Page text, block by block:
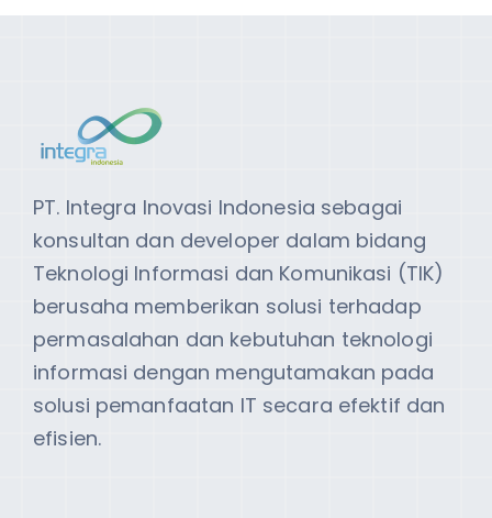
PT. Integra Inovasi Indonesia sebagai
konsultan dan developer dalam bidang
Teknologi Informasi dan Komunikasi (TIK)
berusaha memberikan solusi terhadap
permasalahan dan kebutuhan teknologi
informasi dengan mengutamakan pada
solusi pemanfaatan IT secara efektif dan
efisien.